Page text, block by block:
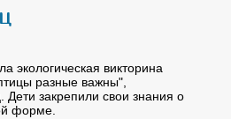
экологическая викторина
разные важны",
закрепили свои знания о
форме.